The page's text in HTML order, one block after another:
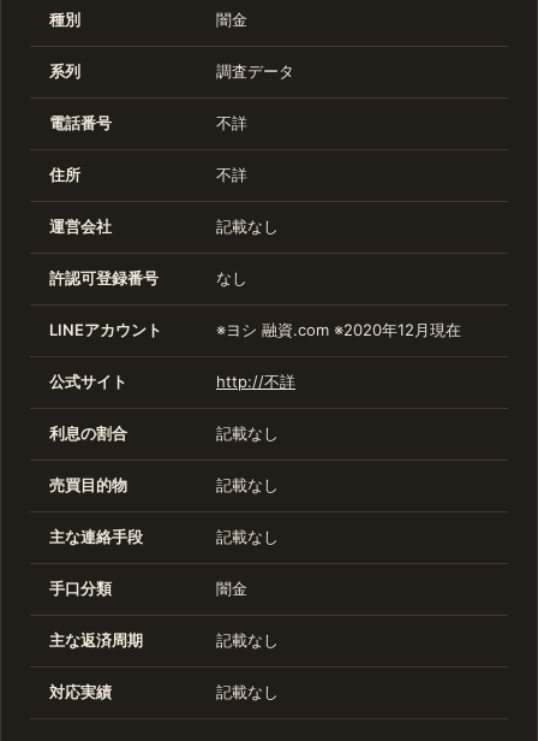
種別 闇金
系列 調査データ
電話番号 不詳
住所 不詳
運営会社 記載なし
許認可登録番号 なし
LINEアカウント ※ヨシ 融資.com ※2020年12月現在
公式サイト http://不詳
利息の割合 記載なし
売買目的物 記載なし
主な連絡手段 記載なし
手口分類 闇金
主な返済周期 記載なし
対応実績 記載なし